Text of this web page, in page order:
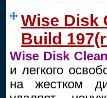
Wise Disk
Build
Wise Disk
и легкого
на жестком